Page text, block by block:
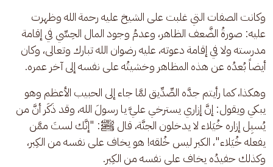
وكانت الصفات التي غلبت على الشيخ عليه رحمة الله وظهرت
عليه: صورةُ الضَّعف الظاهر، وعدمُ وجود المال الحِسِّي في إقامة
مدرسته ولا في إقامة دعوته، عليه رضوان الله تبارك وتعالى، وكان
أيضاً بُعدُه عن هذه المظاهر وخشيتُه على نفسه إلى آخر عمره.
وهكذا، كما رأيتم جدَّه الصِّدِّيق لمَّا جاء إلى الحبيب الأعظم وهو
يبكي ويقول: إنَّ إزاري يسترخي عليَّ يا رسولَ الله، وقد ذَكَر أنَّ من
يُسبِل إزاره خُيَلاء لا يدخلون الجنَّة، قال ﷺ: "إنَّك لستَ ممَّن
يفعله خُيَلاء"، الكبر ليس خُلقه! هو يخاف على نفسه من الكِبر،
وكذلك حفيدُه يخاف على نفسه من الكِبر.